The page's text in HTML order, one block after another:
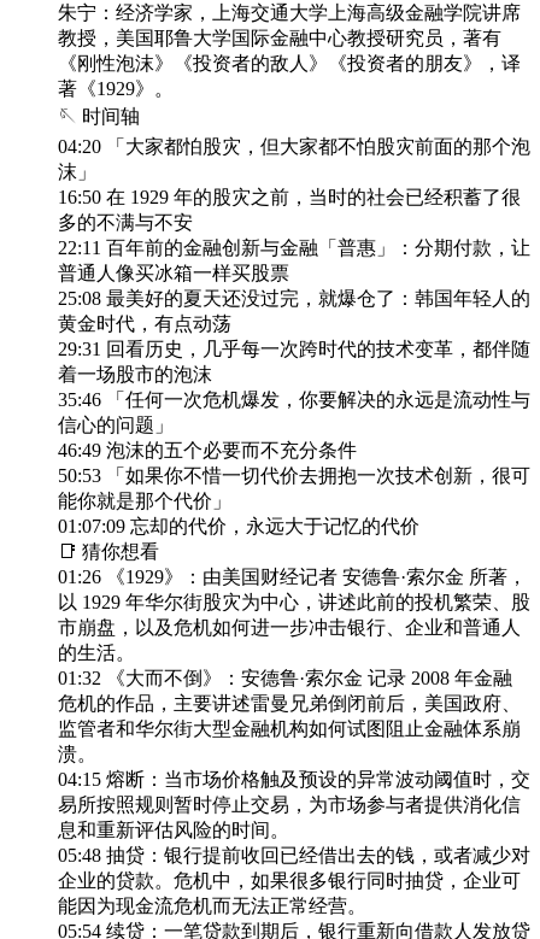
朱宁：经济学家，上海交通大学上海高级金融学院讲席
教授，美国耶鲁大学国际金融中心教授研究员，著有
《刚性泡沫》《投资者的敌人》《投资者的朋友》，译
著《1929》。
🪡 时间轴
04:20 「大家都怕股灾，但大家都不怕股灾前面的那个泡
沫」
16:50 在 1929 年的股灾之前，当时的社会已经积蓄了很
多的不满与不安
22:11 百年前的金融创新与金融「普惠」：分期付款，让
普通人像买冰箱一样买股票
25:08 最美好的夏天还没过完，就爆仓了：韩国年轻人的
黄金时代，有点动荡
29:31 回看历史，几乎每一次跨时代的技术变革，都伴随
着一场股市的泡沫
35:46 「任何一次危机爆发，你要解决的永远是流动性与
信心的问题」
46:49 泡沫的五个必要而不充分条件
50:53 「如果你不惜一切代价去拥抱一次技术创新，很可
能你就是那个代价」
01:07:09 忘却的代价，永远大于记忆的代价
📑 猜你想看
01:26 《1929》：由美国财经记者 安德鲁·索尔金 所著，
以 1929 年华尔街股灾为中心，讲述此前的投机繁荣、股
市崩盘，以及危机如何进一步冲击银行、企业和普通人
的生活。
01:32 《大而不倒》：安德鲁·索尔金 记录 2008 年金融
危机的作品，主要讲述雷曼兄弟倒闭前后，美国政府、
监管者和华尔街大型金融机构如何试图阻止金融体系崩
溃。
04:15 熔断：当市场价格触及预设的异常波动阈值时，交
易所按照规则暂时停止交易，为市场参与者提供消化信
息和重新评估风险的时间。
05:48 抽贷：银行提前收回已经借出去的钱，或者减少对
企业的贷款。危机中，如果很多银行同时抽贷，企业可
能因为现金流危机而无法正常经营。
05:54 续贷：一笔贷款到期后，银行重新向借款人发放贷